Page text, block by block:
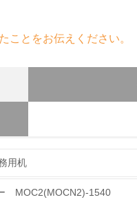
ことをお伝えください。
た。 また、各商品
用机
MOC2(MOCN2)-1540